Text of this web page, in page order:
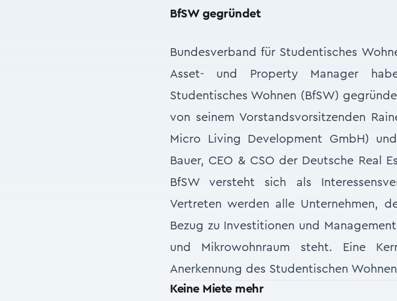
BfSW gegründet
Bundesverband für Studentisches
Asset- und Property Manager
Studentisches Wohnen (BfSW)
von seinem Vorstandsvorsitzenden
Micro Living Development GmbH)
Bauer, CEO & CSO der Deutsche Real
BfSW versteht sich als
Vertreten werden alle Unternehmen,
Bezug zu Investitionen und
und Mikrowohnraum steht. Eine
Anerkennung des Studentischen
Keine Miete mehr